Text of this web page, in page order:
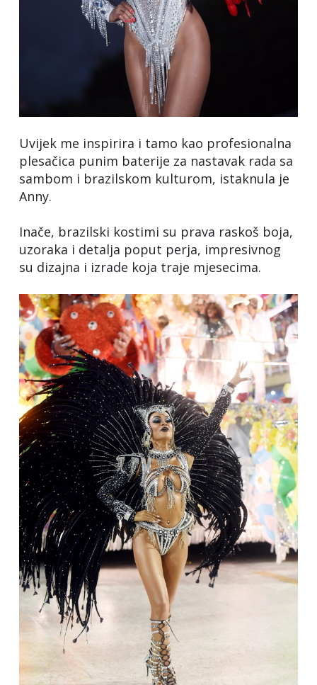
Uvijek me inspirira i tamo kao profesionalna
plesačica punim baterije za nastavak rada sa
sambom i brazilskom kulturom, istaknula je
Anny.
Inače, brazilski kostimi su prava raskoš boja,
uzoraka i detalja poput perja, impresivnog
su dizajna i izrade koja traje mjesecima.